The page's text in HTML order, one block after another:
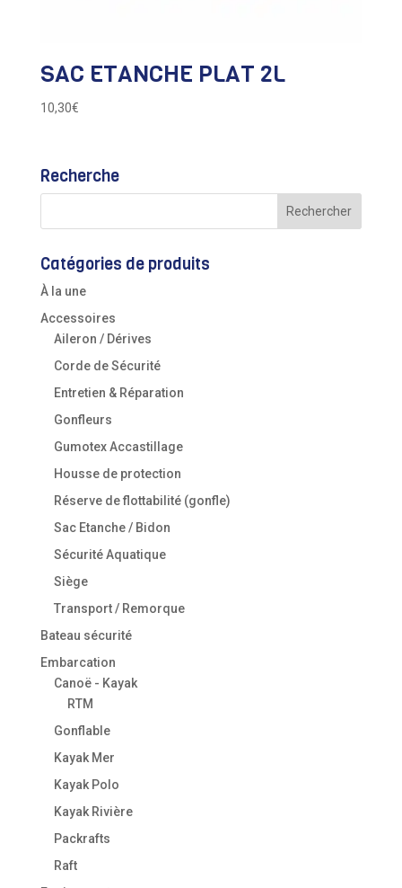
SAC ETANCHE PLAT 2L
10,30€
Recherche
Catégories de produits
À la une
Accessoires
Aileron / Dérives
Corde de Sécurité
Entretien & Réparation
Gonfleurs
Gumotex Accastillage
Housse de protection
Réserve de flottabilité (gonfle)
Sac Etanche / Bidon
Sécurité Aquatique
Siège
Transport / Remorque
Bateau sécurité
Embarcation
Canoë - Kayak
RTM
Gonflable
Kayak Mer
Kayak Polo
Kayak Rivière
Packrafts
Raft